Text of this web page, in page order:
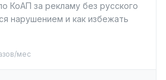
КоАП за рекламу без русского
нарушением и как избежать
мес